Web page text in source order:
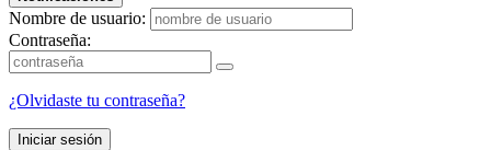
Nombre de usuario:
Contraseña:
¿Olvidaste tu contraseña?
Iniciar sesión